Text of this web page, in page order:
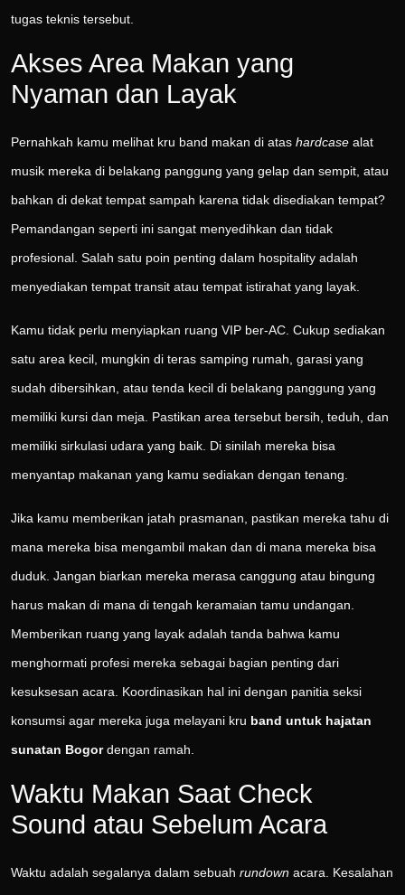
tugas teknis tersebut.
Akses Area Makan yang
Nyaman dan Layak
Pernahkah kamu melihat kru band makan di atas hardcase alat
musik mereka di belakang panggung yang gelap dan sempit, atau
bahkan di dekat tempat sampah karena tidak disediakan tempat?
Pemandangan seperti ini sangat menyedihkan dan tidak
profesional. Salah satu poin penting dalam hospitality adalah
menyediakan tempat transit atau tempat istirahat yang layak.
Kamu tidak perlu menyiapkan ruang VIP ber-AC. Cukup sediakan
satu area kecil, mungkin di teras samping rumah, garasi yang
sudah dibersihkan, atau tenda kecil di belakang panggung yang
memiliki kursi dan meja. Pastikan area tersebut bersih, teduh, dan
memiliki sirkulasi udara yang baik. Di sinilah mereka bisa
menyantap makanan yang kamu sediakan dengan tenang.
Jika kamu memberikan jatah prasmanan, pastikan mereka tahu di
mana mereka bisa mengambil makan dan di mana mereka bisa
duduk. Jangan biarkan mereka merasa canggung atau bingung
harus makan di mana di tengah keramaian tamu undangan.
Memberikan ruang yang layak adalah tanda bahwa kamu
menghormati profesi mereka sebagai bagian penting dari
kesuksesan acara. Koordinasikan hal ini dengan panitia seksi
konsumsi agar mereka juga melayani kru band untuk hajatan
sunatan Bogordengan ramah.
Waktu Makan Saat Check
Sound atau Sebelum Acara
Waktu adalah segalanya dalam sebuah rundown acara. Kesalahan